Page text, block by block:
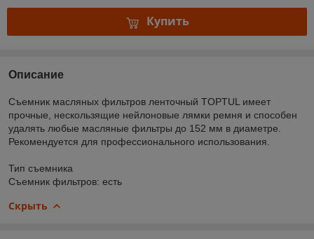
Купить
Описание
Съемник масляных фильтров ленточный TOPTUL имеет
прочные, нескользящие нейлоновые лямки ремня и способен
удалять любые масляные фильтры до 152 мм в диаметре.
Рекомендуется для профессионального использования.
Тип съемника
Съемник фильтров: есть
Скрыть